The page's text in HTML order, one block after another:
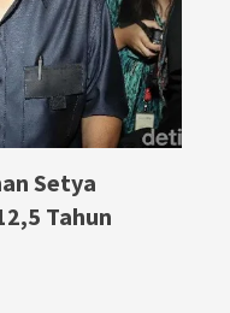
Setya
Tahun